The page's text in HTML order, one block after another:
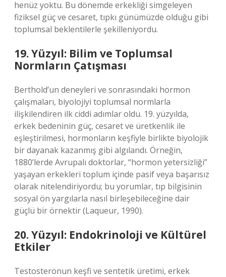
henüz yoktu. Bu dönemde erkekliği simgeleyen
fiziksel güç ve cesaret, tıpkı günümüzde olduğu gibi
toplumsal beklentilerle şekilleniyordu.
19. Yüzyıl: Bilim ve Toplumsal
Normların Çatışması
Berthold’un deneyleri ve sonrasındaki hormon
çalışmaları, biyolojiyi toplumsal normlarla
ilişkilendiren ilk ciddi adımlar oldu. 19. yüzyılda,
erkek bedeninin güç, cesaret ve üretkenlik ile
eşleştirilmesi, hormonların keşfiyle birlikte biyolojik
bir dayanak kazanmış gibi algılandı. Örneğin,
1880’lerde Avrupalı doktorlar, “hormon yetersizliği”
yaşayan erkekleri toplum içinde pasif veya başarısız
olarak nitelendiriyordu; bu yorumlar, tıp bilgisinin
sosyal ön yargılarla nasıl birleşebileceğine dair
güçlü bir örnektir (Laqueur, 1990).
20. Yüzyıl: Endokrinoloji ve Kültürel
Etkiler
Testosteronun keşfi ve sentetik üretimi, erkek